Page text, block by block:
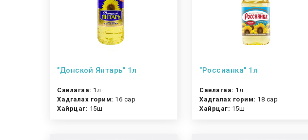
"Донской Янтарь" 1л
Савлагаа: 1л
Хадгалах горим: 16 сар
Хайрцаг: 15ш
"Россианка" 1л
Савлагаа: 1л
Хадгалах горим: 18 сар
Хайрцаг: 15ш